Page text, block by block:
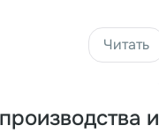
Читать
и